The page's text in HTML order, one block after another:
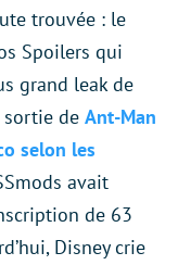
trouvée : le
Spoilers qui
grand leak de
sortie de Ant-Man
selon les
avait
de 63
Disney crie